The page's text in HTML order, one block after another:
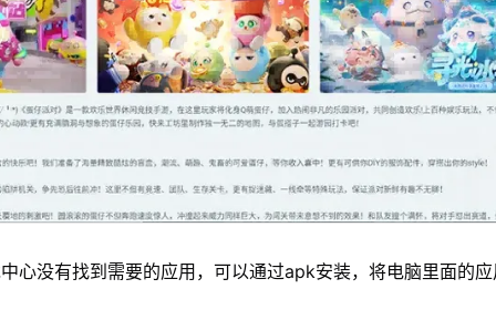
心没有找到需要的应用，可以通过apk安装，将电脑里面的